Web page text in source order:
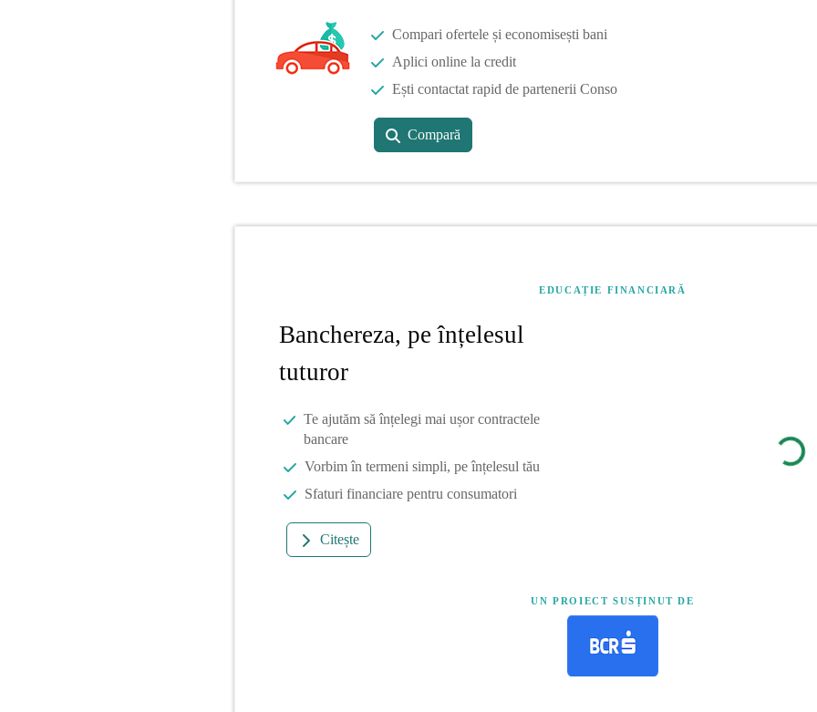
Compari ofertele și economisești bani
Aplici online la credit
Ești contactat rapid de partenerii Conso
Compară
EDUCAȚIE FINANCIARĂ
Banchereza, pe înțelesul
tuturor
Te ajutăm să înțelegi mai ușor contractele
bancare
Vorbim în termeni simpli, pe înțelesul tău
Sfaturi financiare pentru consumatori
Citește
UN PROIECT SUSȚINUT DE